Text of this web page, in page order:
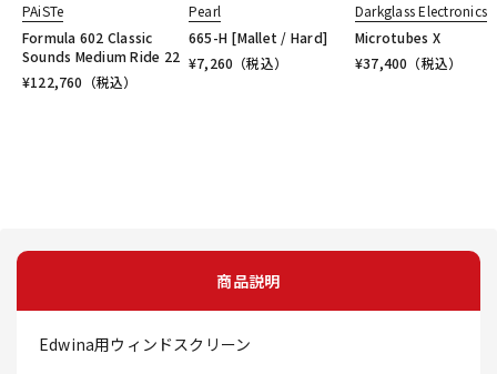
PAiSTe
Formula 602 Classic
Sounds Medium Ride 22
¥122,760 （税込）
Pearl
665-H [Mallet / Hard]
¥7,260 （税込）
Darkglass Electronics
Microtubes X
¥37,400 （税込）
商品説明
Edwina用ウィンドスクリーン